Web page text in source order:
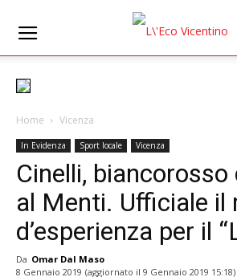
Home Vicenza
In Evidenza Sport locale Vicenza
Cinelli,
al Menti. Ufficiale il
d’esperienza per il
Da Omar Dal Maso
8 Gennaio 2019 (aggiornato il 9 Gennaio 2019 15:18)